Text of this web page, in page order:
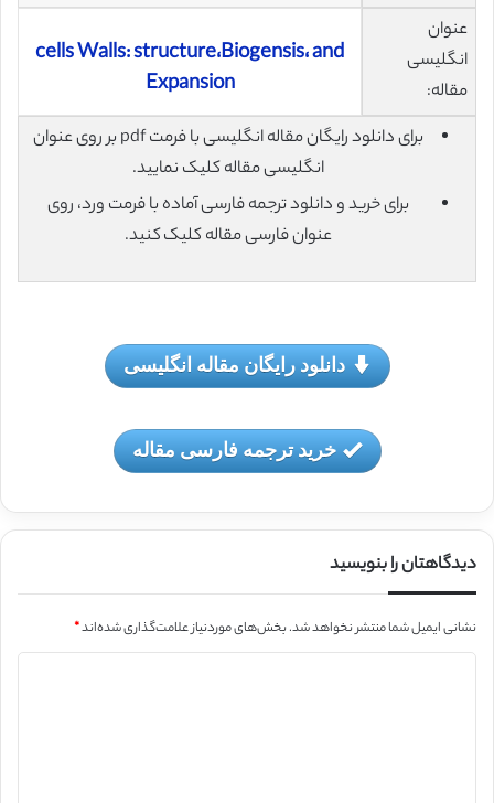
عنوان
انگلیسی
مقاله:
cells Walls: structure،Biogensis، and
Expansion
برای دانلود رایگان مقاله انگلیسی با فرمت pdf بر روی عنوان
انگلیسی مقاله کلیک نمایید.
برای خرید و دانلود ترجمه فارسی آماده با فرمت ورد، روی
عنوان فارسی مقاله کلیک کنید.
دانلود رایگان مقاله انگلیسی
خرید ترجمه فارسی مقاله
دیدگاهتان را بنویسید
نشانی ایمیل شما منتشر نخواهد شد.بخش‌های موردنیاز علامت‌گذاری شده‌اند*